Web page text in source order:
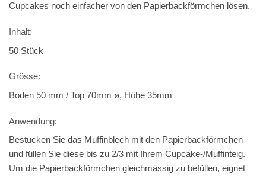
Cupcakes noch einfacher von den Papierbackförmchen lösen.
Inhalt:
50 Stück
Grösse:
Boden 50 mm / Top 70mm ø, Höhe 35mm
Anwendung:
Bestücken Sie das Muffinblech mit den Papierbackförmchen
und füllen Sie diese bis zu 2/3 mit Ihrem Cupcake-/Muffinteig.
Um die Papierbackförmchen gleichmässig zu befüllen, eignet